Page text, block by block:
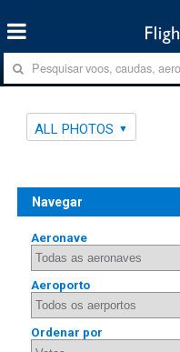
ALL PHOTOS
Navegar
Aeronave
Aeroporto
Ordenar por